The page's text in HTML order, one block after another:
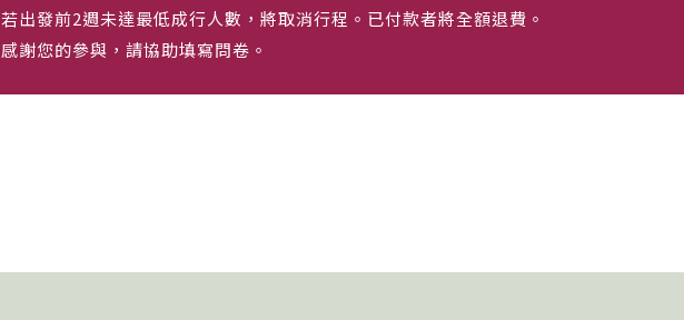
若出發前2週未達最低成行人數，將取消行程。已付款者將全額退費。
感謝您的參與，請協助填寫問卷。